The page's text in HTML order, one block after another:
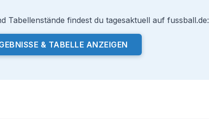
Tabellenstände findest du tagesaktuell auf fussball.de:
& TABELLE ANZEIGEN